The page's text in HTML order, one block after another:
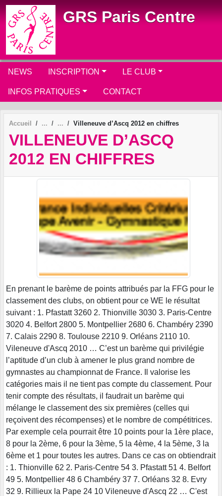
GRS Paris Centre
NEWS INSCRIPTION LE CLUB
INFOS PRATIQUES CONTACT
Accueil Villeneuve d’Ascq 2012 en chiffres
VILLENEUVE D’ASCQ
2012 EN CHIFFRES
En prenant le barème de points attribués par la FFG pour le
classement des clubs, on obtient pour ce WE le résultat
suivant : 1. Pfastatt 3260 2. Thionville 3030 3. Paris-Centre
3020 4. Belfort 2800 5. Montpellier 2680 6. Chambéry 2390
7. Calais 2290 8. Toulouse 2210 9. Orléans 2110 10.
Vileneuve d'Ascq 2010 … C’est un barème qui privilégie
l’aptitude d’un club à amener le plus grand nombre de
gymnastes au championnat de France. Il valorise les
catégories mais il ne tient pas compte du classement. Pour
tenir compte des résultats, il faudrait un barème qui
mélange le classement des six premières (celles qui
reçoivent des récompenses) et le nombre de compétitrices.
Par exemple cela pourrait être 10 points pour la 1ère place,
8 pour la 2ème, 6 pour la 3ème, 5 la 4ème, 4 la 5ème, 3 la
6ème et 1 pour toutes les autres. Dans ce cas on obtiendrait
: 1. Thionville 62 2. Paris-Centre 54 3. Pfastatt 51 4. Belfort
49 5. Montpellier 48 6 Chambéry 37 7. Orléans 32 8. Evry
32 9. Rillieux la Pape 24 10 Vileneuve d'Ascq 22 … C'est
Panneau de gestion des cookies